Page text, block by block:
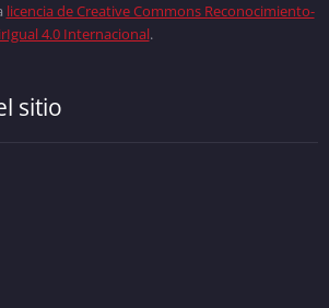
licencia de Creative Commons Reconocimiento-
4.0 Internacional.
sitio